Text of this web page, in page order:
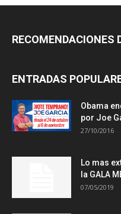
RECOMENDACIONES
ENTRADAS
Obama
por Joe
27/10/2016
Lo mas
la GALA
07/05/2019